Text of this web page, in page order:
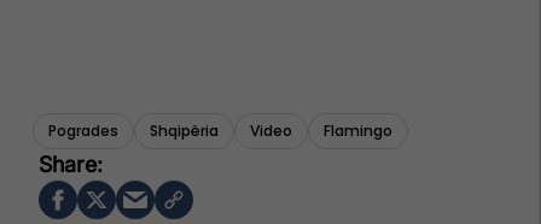
Pogrades Shqipëria Video Flamingo